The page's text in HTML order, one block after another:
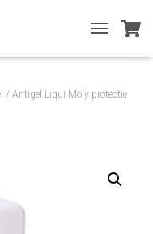
O
/ Antigel Liqui Moly protectie